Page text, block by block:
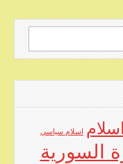
اسلام اسلام سياسي
السورية